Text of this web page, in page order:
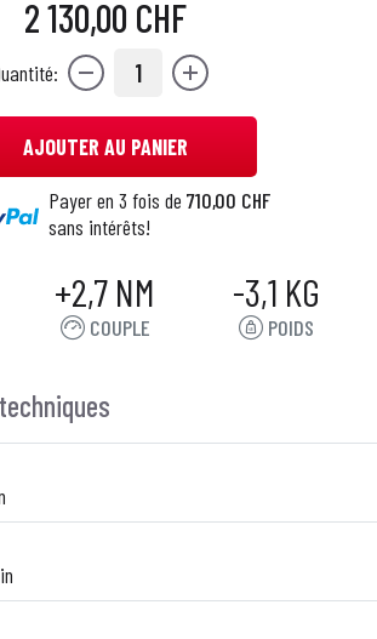
2 130,00 CHF
1
AJOUTER AU PANIER
Payer en 3 fois de 710,00 CHF
sans intérêts!
+2,7 NM
COUPLE
-3,1 KG
POIDS